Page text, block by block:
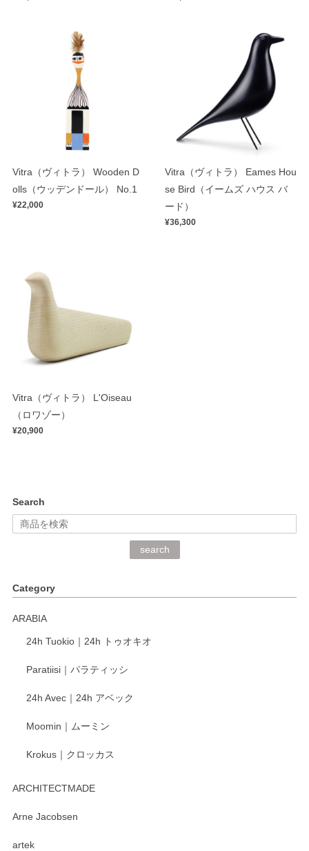
Vitra（ヴィトラ） Wooden D
olls（ウッデンドール） No.1
¥22,000
Vitra（ヴィトラ） Eames Hou
se Bird（イームズ ハウス バ
ード）
¥36,300
Vitra（ヴィトラ） L'Oiseau
（ロワゾー）
¥20,900
Search
search
Category
ARABIA
24h Tuokio｜24h トゥオキオ
Paratiisi｜パラティッシ
24h Avec｜24h アベック
Moomin｜ムーミン
Krokus｜クロッカス
ARCHITECTMADE
Arne Jacobsen
artek